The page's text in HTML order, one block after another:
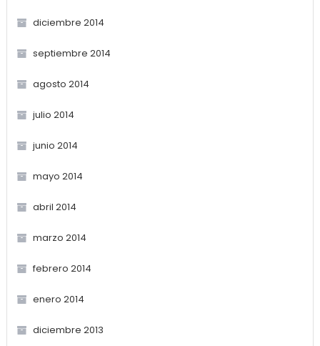
diciembre 2014
septiembre 2014
agosto 2014
julio 2014
junio 2014
mayo 2014
abril 2014
marzo 2014
febrero 2014
enero 2014
diciembre 2013